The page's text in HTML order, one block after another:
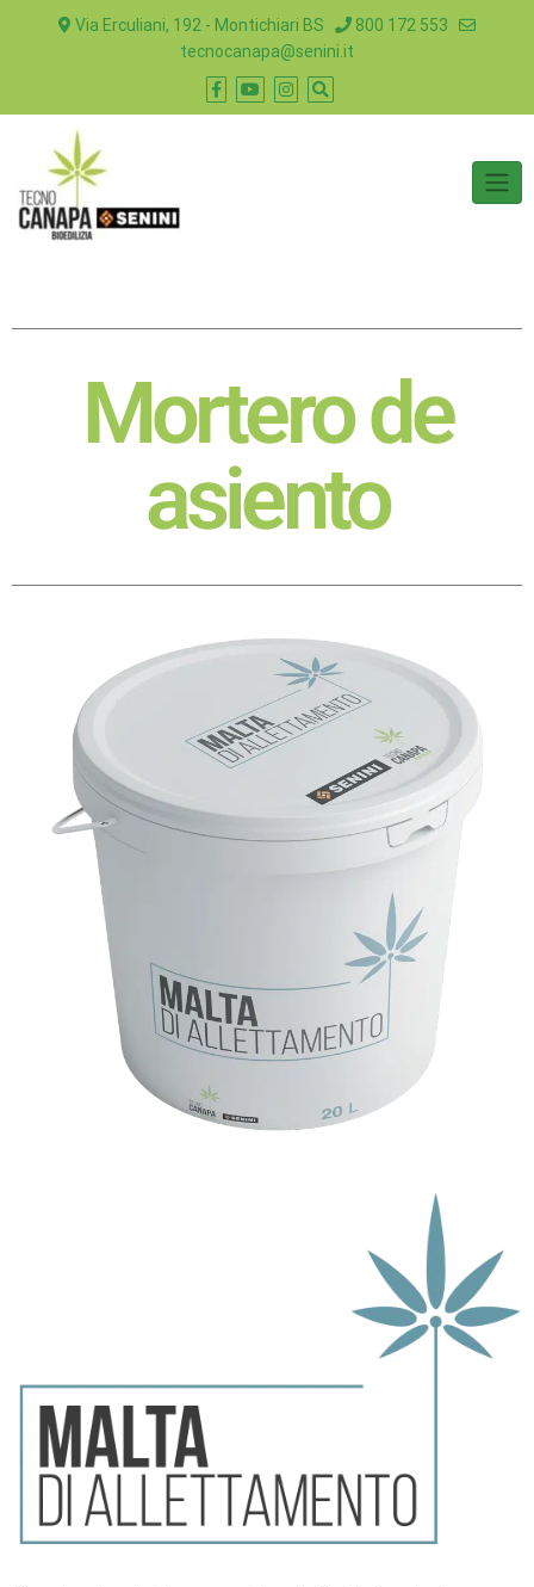
Via Erculiani, 192 - Montichiari BS
800 172 553
tecnocanapa@senini.it
Mortero de
asiento